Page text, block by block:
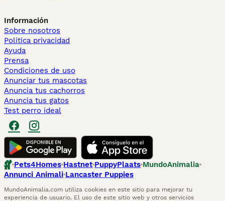
Información
Sobre nosotros
Politica privacidad
Ayuda
Prensa
Condiciones de uso
Anunciar tus mascotas
Anuncia tus cachorros
Anuncia tus gatos
Test perro ideal
Pets4Homes Hastnet PuppyPlaats MundoAnimalia
Annunci Animali Lancaster Puppies
MundoAnimalia.com utiliza cookies en este sitio para mejorar tu
experiencia de usuario. El uso de este sitio web y otros servicios